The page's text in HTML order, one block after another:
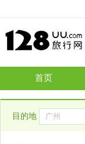
首页
目的地